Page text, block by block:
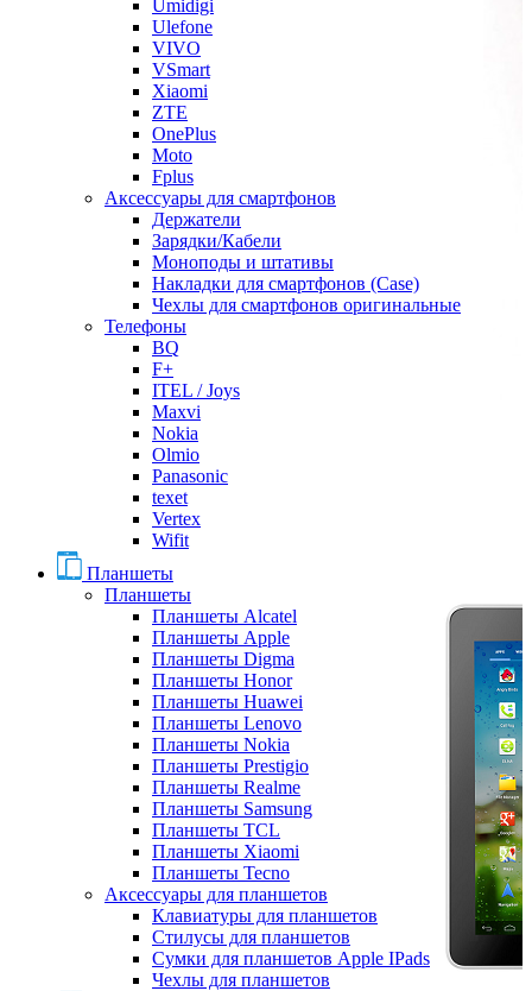
Umidigi
Ulefone
VIVO
VSmart
Xiaomi
ZTE
OnePlus
Moto
Fplus
Аксессуары для смартфонов
Держатели
Зарядки/Кабели
Моноподы и штативы
Накладки для смартфонов (Case)
Чехлы для смартфонов оригинальные
Телефоны
BQ
F+
ITEL / Joys
Maxvi
Nokia
Olmio
Panasonic
texet
Vertex
Wifit
Планшеты
Планшеты
Планшеты Alcatel
Планшеты Apple
Планшеты Digma
Планшеты Honor
Планшеты Huawei
Планшеты Lenovo
Планшеты Nokia
Планшеты Prestigio
Планшеты Realme
Планшеты Samsung
Планшеты TCL
Планшеты Xiaomi
Планшеты Tecno
Аксессуары для планшетов
Клавиатуры для планшетов
Стилусы для планшетов
Сумки для планшетов Apple IPads
Чехлы для планшетов